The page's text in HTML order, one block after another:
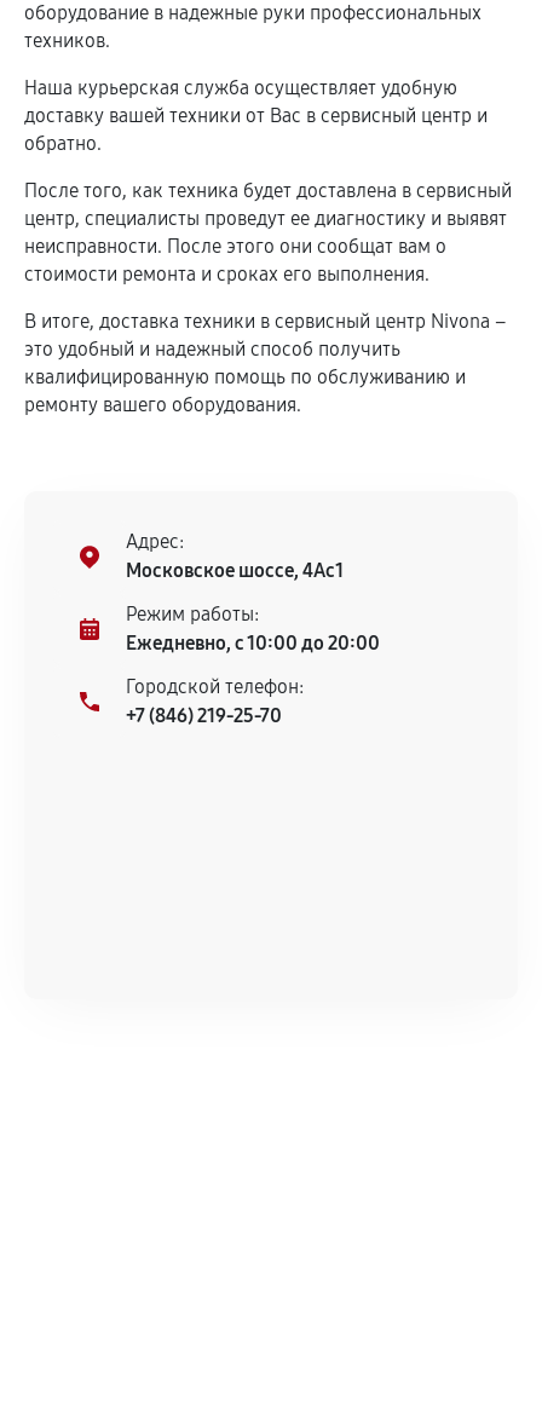
оборудование в надежные руки профессиональных
техников.
Наша курьерская служба осуществляет удобную
доставку вашей техники от Вас в сервисный центр и
обратно.
После того, как техника будет доставлена в сервисный
центр, специалисты проведут ее диагностику и выявят
неисправности. После этого они сообщат вам о
стоимости ремонта и сроках его выполнения.
В итоге, доставка техники в сервисный центр Nivona –
это удобный и надежный способ получить
квалифицированную помощь по обслуживанию и
ремонту вашего оборудования.
Адрес:
Московское шоссе, 4Ас1
Режим работы:
Ежедневно, с 10:00 до 20:00
Городской телефон:
+7 (846) 219-25-70